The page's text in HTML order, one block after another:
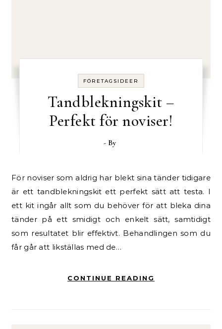
FÖRETAGSIDEER
Tandblekningskit –
Perfekt för noviser!
- By
För noviser som aldrig har blekt sina tänder tidigare
är ett tandblekningskit ett perfekt sätt att testa. I
ett kit ingår allt som du behöver för att bleka dina
tänder på ett smidigt och enkelt sätt, samtidigt
som resultatet blir effektivt. Behandlingen som du
får går att likställas med de…
CONTINUE READING